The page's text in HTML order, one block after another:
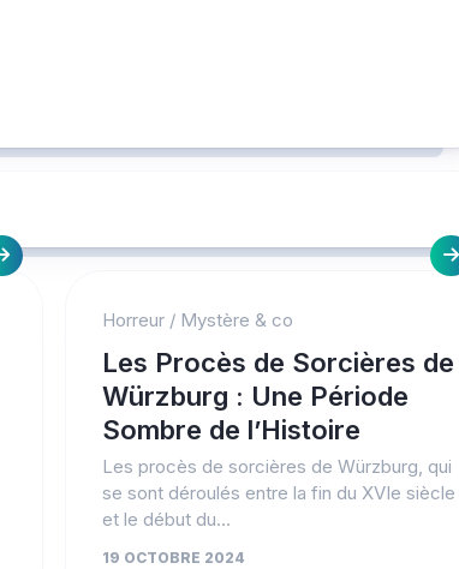
Horreur/ Mystère & co
Les Procès de Sorcières de
Würzburg : Une Période
Sombre de l’Histoire
Les procès de sorcières de Würzburg, qui
se sont déroulés entre la fin du XVIe siècle
et le début du...
19 OCTOBRE 2024